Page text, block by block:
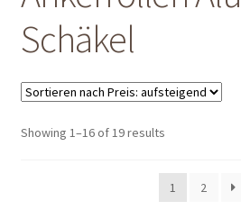
Kasse
Mein Konto
Mein Konto
Schäkel
Showing 1–16 of 19 resultsSorted
price:
low
1 2